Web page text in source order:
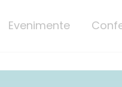
Evenimente